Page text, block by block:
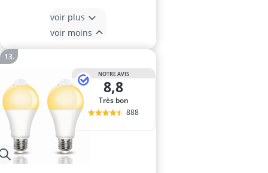
voir plus
voir moins
NOTRE AVIS
8,8
Très bon
888